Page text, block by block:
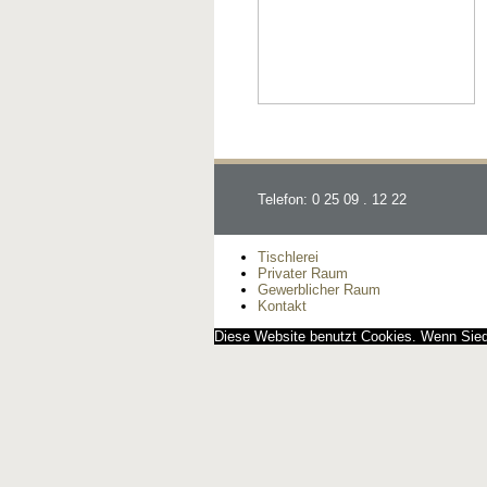
Telefon: 0 25 09 . 12 22
Tischlerei
Privater Raum
Gewerblicher Raum
Kontakt
Diese Website benutzt Cookies. Wenn